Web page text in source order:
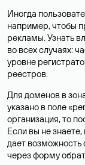
Иногда
например, чтобы
рекламы. Узнать
во всех случаях:
уровне
реестров.
Для доменов в
указано в поле
организация, то
Если вы не
дает возможность
через форму